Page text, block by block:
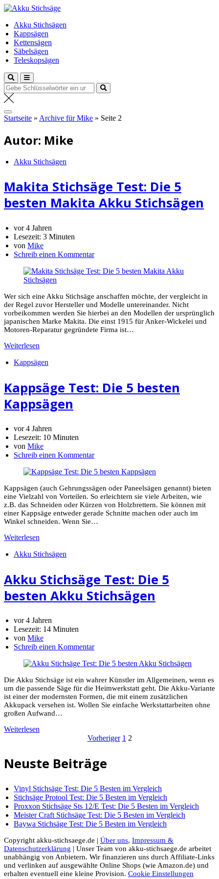
Zum
springen
Dein Experte
Akku Stichsägen
Kappsägen
Kettensägen
Säbelsägen
Teleskopsägen
Suche
nach:
Startseite » Archive für Mike » Seite 2
Autor: Mike
Akku Stichsägen
Makita Stichsäge Test: Die 5
besten Makita Akku Stichsägen
vor 4 Jahren
Lesezeit: 3 Minuten
von Mike
Schreib einen Kommentar
Wer sich eine Akku Stichsäge anschaffen möchte, der vergleicht in
der Regel zuvor Hersteller und Modelle untereinander. Nicht
vorbeikommen werden Sie hierbei an den Modellen der ursprünglich
japanischen Marke Makita. Die einst 1915 für Anker-Wickelei und
Motoren-Reparatur gegründete Firma ist…
Weiterlesen
Kappsägen
Kappsäge Test: Die 5 besten
Kappsägen
vor 4 Jahren
Lesezeit: 10 Minuten
von Mike
Schreib einen Kommentar
Kappsägen (auch Gehrungssägen oder Paneelsägen genannt) bieten
eine Vielzahl von Vorteilen. So erleichtern sie viele Arbeiten, wie
z.B. das Schneiden oder Kürzen von Holzbrettern. Sie können mit
einer Kappsäge entweder gerade Schnitte machen oder auch im
Winkel schneiden. Wenn Sie…
Weiterlesen
Akku Stichsägen
Akku Stichsäge Test: Die 5
besten Akku Stichsägen
vor 4 Jahren
Lesezeit: 14 Minuten
von Mike
Schreib einen Kommentar
Die Akku Stichsäge ist ein wahrer Künstler im Allgemeinen, wenn es
um die passende Säge für die Heimwerkstatt geht. Die Akku-Variante
ist einer der modernsten Formen, die mit einem zusätzlichen
Akkupack versehen ist. Wollen Sie einfache Werkstattarbeiten ohne
großen Aufwand…
Weiterlesen
Beiträge
Vorheriger 1 2
Neuste Beiträge
Vinyl Stichsäge Test: Die 5 Besten im Vergleich
Stichsäge Protool Test: Die 5 Besten im Vergleich
Proxxon Stichsäge Sts 12/E Test: Die 5 Besten im Vergleich
Meister Craft Stichsäge Test: Die 5 Besten im Vergleich
Baywa Stichsäge Test: Die 5 Besten im Vergleich
Copyright akku-stichsaege.de | Über uns, Impressum &
Datenschutzerklärung | Unser Team von akku-stichsaege.de arbeitet
unabhängig von Anbietern. Wir finanzieren uns durch Affiliate-Links
und verlinken auf ausgewählte Online Shops (wie Amazon.de) und
erhalten eventuell eine kleine Provision. Cookie Einstellungen